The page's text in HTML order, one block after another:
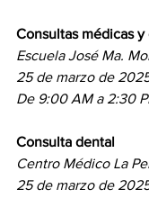
Consultas médicas y
Escuela José Ma.
25 de marzo de
De 9:00 AM a 2:30
Consulta dental
Centro Médico La
25 de marzo de